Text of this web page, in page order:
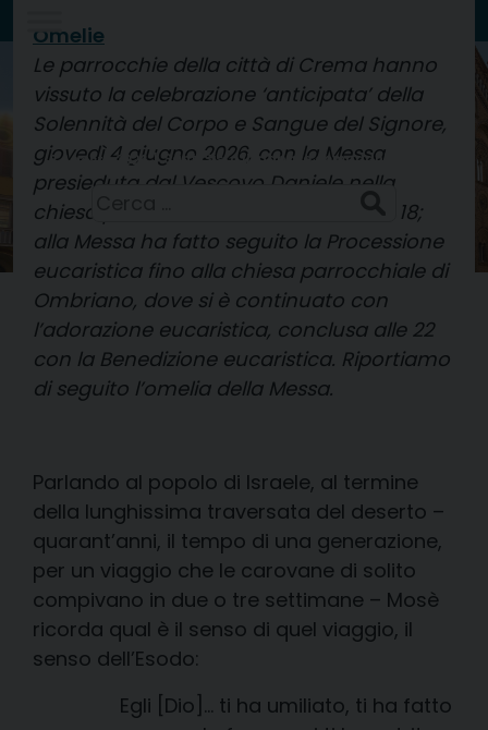
to
content
Diocesi di
CREMA
8 Agosto 2026 Santi Sisto II, papa, e compagni, martiri
per:
Omelie
Le parrocchie della città di Crema hanno
vissuto la celebrazione ‘anticipata’ della
Solennità del Corpo e Sangue del Signore,
giovedì 4 giugno 2026, con la Messa
presieduta dal Vescovo Daniele nella
chiesa parrocchiale dei Sabbioni alle 18;
alla Messa ha fatto seguito la Processione
eucaristica fino alla chiesa parrocchiale di
Ombriano, dove si è continuato con
l’adorazione eucaristica, conclusa alle 22
con la Benedizione eucaristica. Riportiamo
di seguito l’omelia della Messa.
Parlando al popolo di Israele, al termine
della lunghissima traversata del deserto –
quarant’anni, il tempo di una generazione,
per un viaggio che le carovane di solito
compivano in due o tre settimane – Mosè
ricorda qual è il senso di quel viaggio, il
senso dell’Esodo:
Egli [Dio]… ti ha umiliato, ti ha fatto